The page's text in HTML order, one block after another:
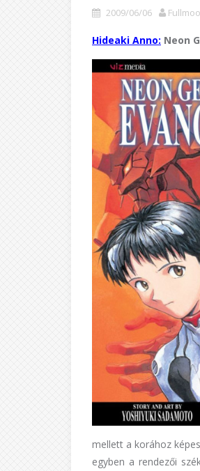
2009/06/06
Hideaki Anno: Neon
mellett a korához
egyben a rendezői